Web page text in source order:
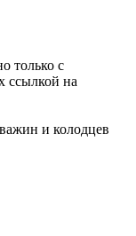
только с
ссылкой на
и колодцев